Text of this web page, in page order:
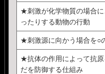
★刺激が化学物質の場合
ったりする動物の行動
★刺激源に向かう場合を○
★抗体の作用によって抗原
だを防御する仕組み